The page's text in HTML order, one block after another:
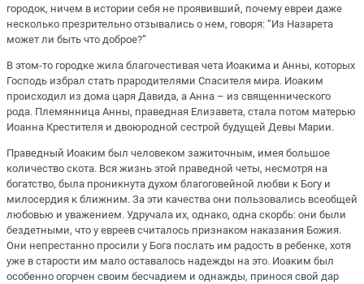
городок, ничем в истории себя не проявивший, почему евреи даже
несколько презрительно отзывались о нем, говоря: “Из Назарета
может ли быть что доброе?”
В этом-то городке жила благочестивая чета Иоакима и Анны, которых
Господь избрал стать прародителями Спасителя мира. Иоаким
происходил из дома царя Давида, а Анна – из священнического
рода. Племянница Анны, праведная Елизавета, стала потом матерью
Иоанна Крестителя и двоюродной сестрой будущей Девы Марии.
Праведный Иоаким был человеком зажиточным, имея большое
количество скота. Вся жизнь этой праведной четы, несмотря на
богатство, была проникнута духом благоговейной любви к Богу и
милосердия к ближним. За эти качества они пользовались всеобщей
любовью и уважением. Удручала их, однако, одна скорбь: они были
бездетными, что у евреев считалось признаком наказания Божия.
Они непрестанно просили у Бога послать им радость в ребенке, хотя
уже в старости им мало оставалось надежды на это. Иоаким был
особенно огорчен своим бесчадием и однажды, принося свой дар